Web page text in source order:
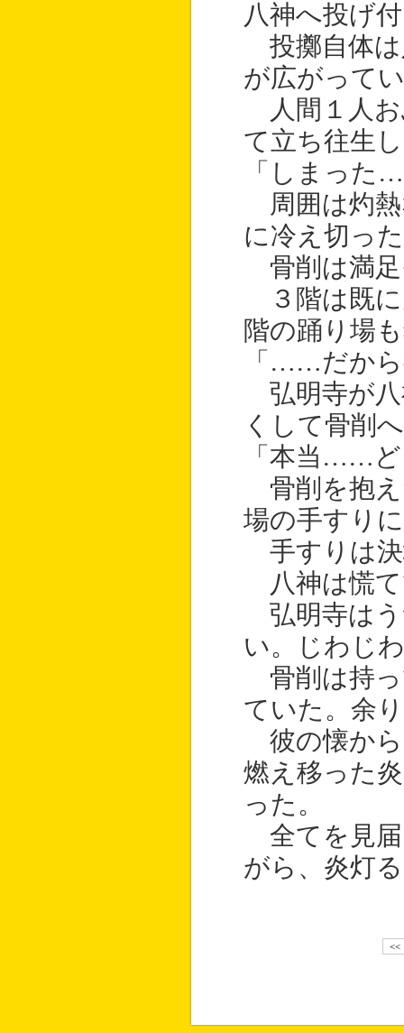
八神へ投げ
投擲自体は
が広がって
人間１人お
て立ち往生
「しまった
周囲は灼熱
に冷え切っ
骨削は満足
３階は既に
階の踊り場
「……だか
弘明寺が八
くして骨削
「本当……
骨削を抱え
場の手すり
手すりは決
八神は慌て
弘明寺はう
い。じわじ
骨削は持っ
ていた。余
彼の懐から
燃え移った
った。
全てを見届
がら、炎灯
<<